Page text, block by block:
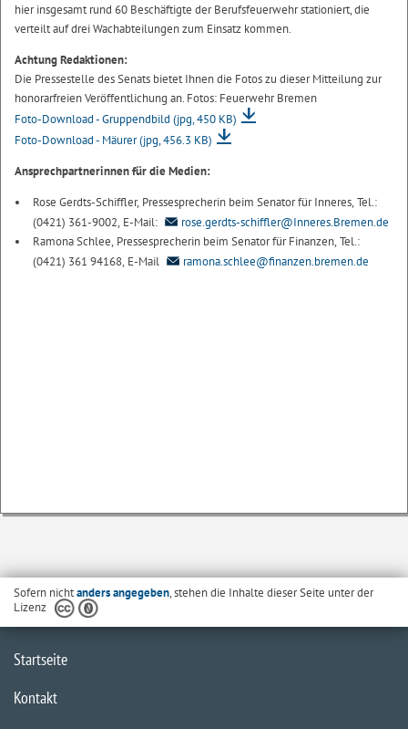
hier insgesamt rund 60 Beschäftigte der Berufsfeuerwehr stationiert, die
verteilt auf drei Wachabteilungen zum Einsatz kommen.
Achtung Redaktionen:
Die Pressestelle des Senats bietet Ihnen die Fotos zu dieser Mitteilung zur
honorarfreien Veröffentlichung an. Fotos: Feuerwehr Bremen
Foto-Download - Gruppendbild (jpg, 450 KB)
Foto-Download - Mäurer(jpg, 456.3 KB)
Ansprechpartnerinnen für die Medien:
Rose Gerdts-Schiffler, Pressesprecherin beim Senator für Inneres, Tel.:
(0421) 361-9002, E-Mail:
rose.gerdts-schiffler@Inneres.Bremen.de
Ramona Schlee, Pressesprecherin beim Senator für Finanzen, Tel.:
(0421) 361 94168, E-Mail
ramona.schlee@finanzen.bremen.de
Sofern nichtanders angegeben, stehen die Inhalte dieser Seite unter der
Lizenz
Startseite
Kontakt